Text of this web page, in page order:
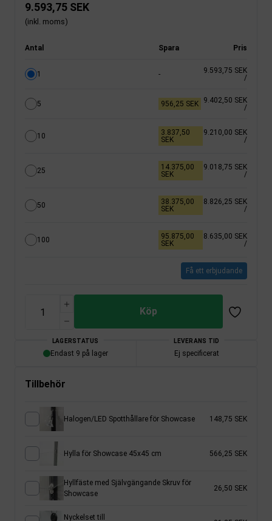
9.593,75 SEK
(inkl. moms)
Antal Spara Pris
1 -
9.593,75 SEK
/
5 956,25 SEK
9.402,50 SEK
/
10
3.837,50
SEK
9.210,00 SEK
/
25
14.375,00
SEK
9.018,75 SEK
/
50
38.375,00
SEK
8.826,25 SEK
/
100
95.875,00
SEK
8.635,00 SEK
/
Få ett erbjudande
Köp
LAGERSTATUS
Endast 9 på lager
LEVERANS TID
Ej specificerat
Tillbehör
Halogen/LED Spotthållare för Showcase 148,75 SEK
Hylla för Showcase 45x45 cm 566,25 SEK
Hyllfäste med Självgängande Skruv för
Showcase
26,50 SEK
Nyckelset till